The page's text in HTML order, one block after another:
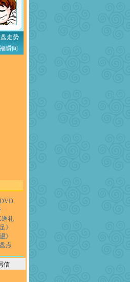
走势
瞬间
送礼
》
》
点
信